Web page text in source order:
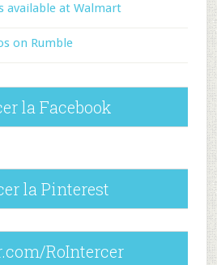
available at Walmart
on Rumble
la Facebook
la Pinterest
RoIntercer